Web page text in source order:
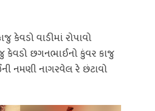
કેવડો વાડીમાં રોપાવો
કેવડો છગનભાઈનો કુંવર કાજુ
નમણી નાગરવેલ રે છંટાવો